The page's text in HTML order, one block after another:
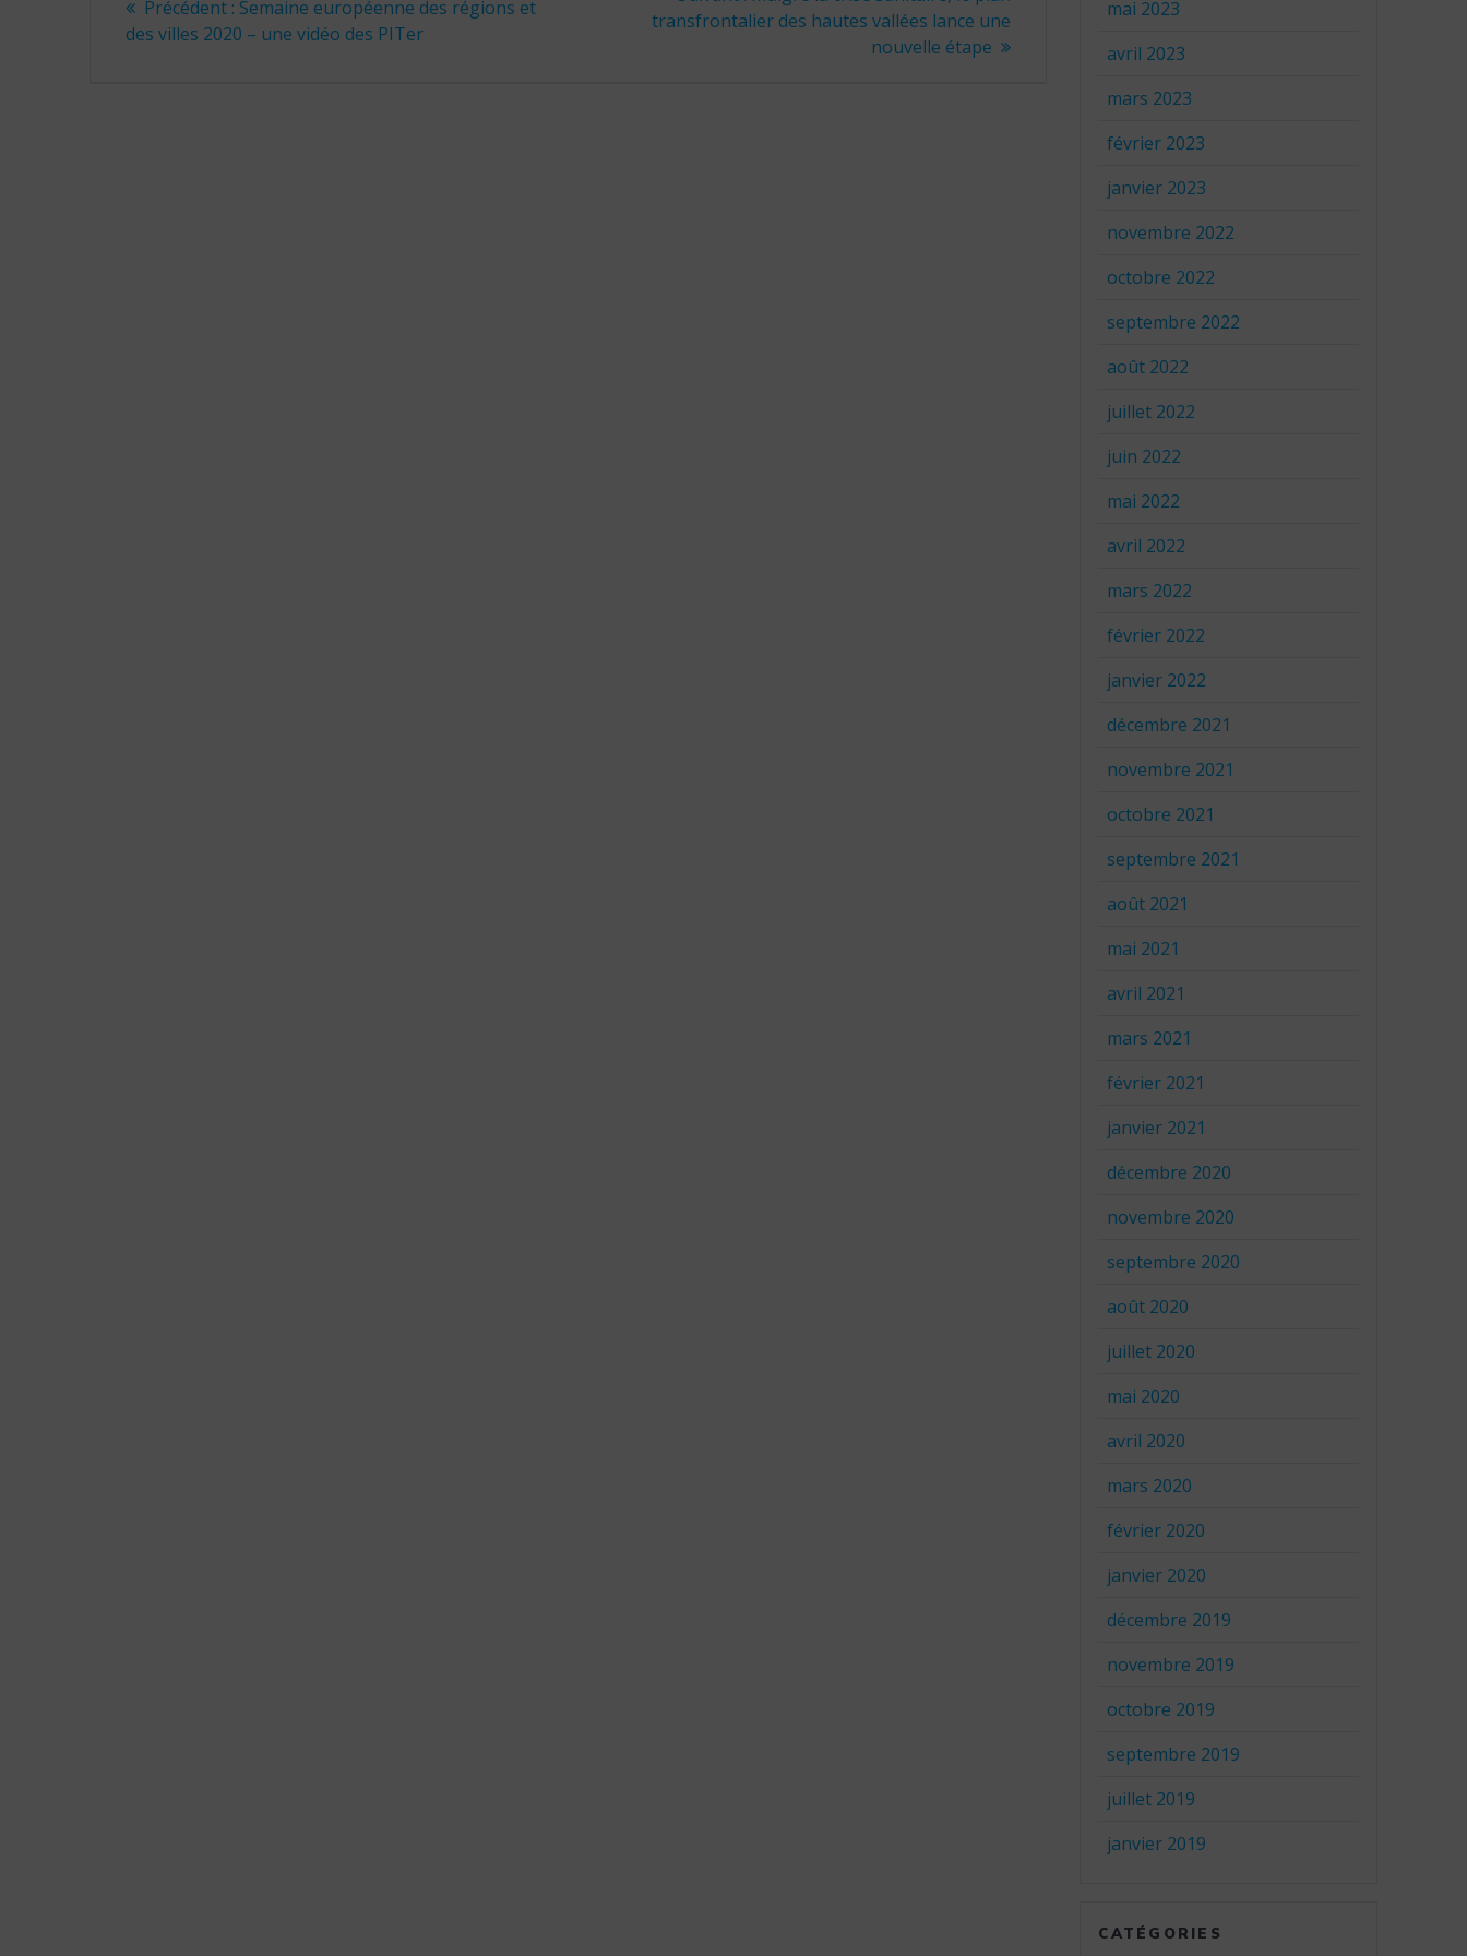
de
Précédent : Article
précédent
Semaine européenne des régions et
des villes 2020 – une vidéo des PITer
suivant
transfrontalier des hautes vallées lance une
nouvelle étape
mai 2023
avril 2023
mars 2023
février 2023
janvier 2023
novembre 2022
octobre 2022
septembre 2022
août 2022
juillet 2022
juin 2022
mai 2022
avril 2022
mars 2022
février 2022
janvier 2022
décembre 2021
novembre 2021
octobre 2021
septembre 2021
août 2021
mai 2021
avril 2021
mars 2021
février 2021
janvier 2021
décembre 2020
novembre 2020
septembre 2020
août 2020
juillet 2020
mai 2020
avril 2020
mars 2020
février 2020
janvier 2020
décembre 2019
novembre 2019
octobre 2019
septembre 2019
juillet 2019
janvier 2019
CATÉGORIES